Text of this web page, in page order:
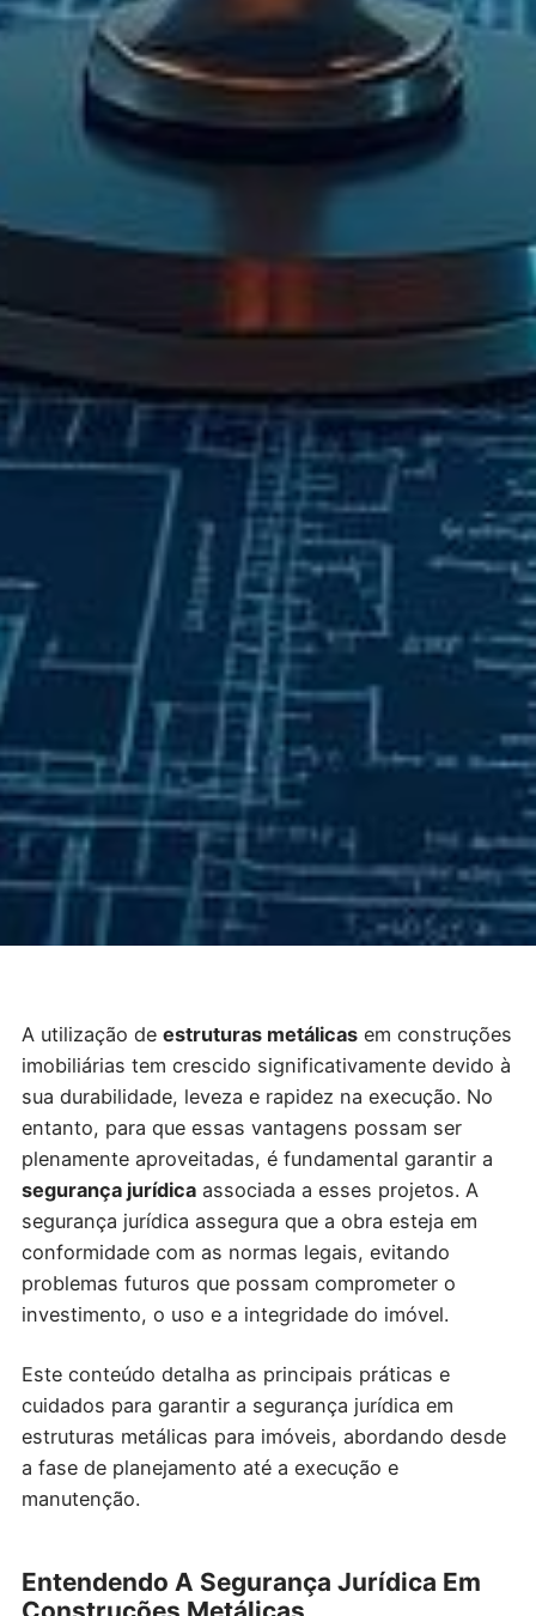
A utilização de estruturas metálicasem construções
imobiliárias tem crescido significativamente devido à
sua durabilidade, leveza e rapidez na execução. No
entanto, para que essas vantagens possam ser
plenamente aproveitadas, é fundamental garantir a
segurança jurídicaassociada a esses projetos. A
segurança jurídica assegura que a obra esteja em
conformidade com as normas legais, evitando
problemas futuros que possam comprometer o
investimento, o uso e a integridade do imóvel.
Este conteúdo detalha as principais práticas e
cuidados para garantir a segurança jurídica em
estruturas metálicas para imóveis, abordando desde
a fase de planejamento até a execução e
manutenção.
Entendendo A Segurança Jurídica Em